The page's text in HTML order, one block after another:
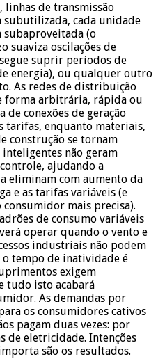
linhas de transmissão
cada unidade
subaproveitada (o
suaviza oscilações de
suprir períodos de
energia), ou qualquer outro
As redes de distribuição
forma arbitrária, rápida ou
de conexões de geração
tarifas, enquanto materiais,
construção se tornam
não geram
ajudando a
a eliminam com aumento da
e as tarifas variáveis (e
mais precisa).
de consumo variáveis
operar quando o vento e
industriais não podem
o tempo de inatividade é
exigem
tudo isto acabará
As demandas por
os consumidores cativos
pagam duas vezes: por
de eletricidade. Intenções
são os resultados.